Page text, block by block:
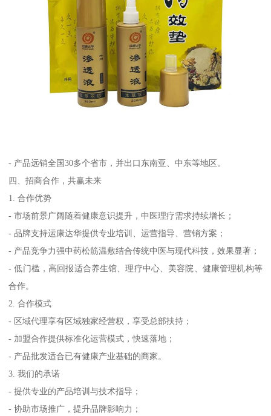
- 产品远销全国30多个省市，并出口东南亚、中东等地区。
四、招商合作，共赢未来
1. 合作优势
- 市场前景广阔随着健康意识提升，中医理疗需求持续增长；
- 品牌支持运康达华提供专业培训、运营指导、营销方案；
- 产品竞争力强中药松筋温敷结合传统中医与现代科技，效果显著；
- 低门槛，高回报适合养生馆、理疗中心、美容院、健康管理机构等
合作。
2. 合作模式
- 区域代理享有区域独家经营权，享受总部扶持；
- 加盟合作提供标准化运营模式，快速落地；
- 产品批发适合已有健康产业基础的商家。
3. 我们的承诺
- 提供专业的产品培训与技术指导；
- 协助市场推广，提升品牌影响力；